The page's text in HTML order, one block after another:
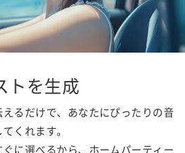
トを生成
るだけで、あなたにぴったりの音
くれます。